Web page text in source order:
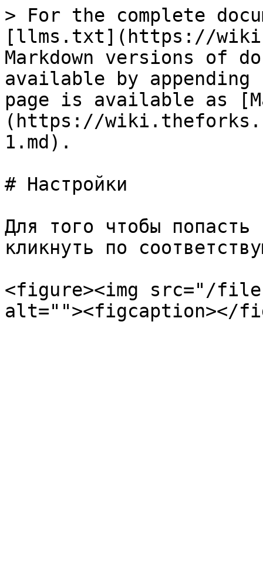
> For the complete
[llms.txt](https://
Markdown versions of
available by
page is available as
(https://
1.md).
# Настройки
Для того чтобы попасть
кликнуть по
<figure><img src="/files/